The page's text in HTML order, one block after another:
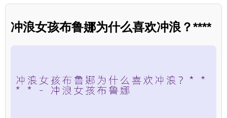
冲浪女孩布鲁娜为什么喜欢冲浪？****